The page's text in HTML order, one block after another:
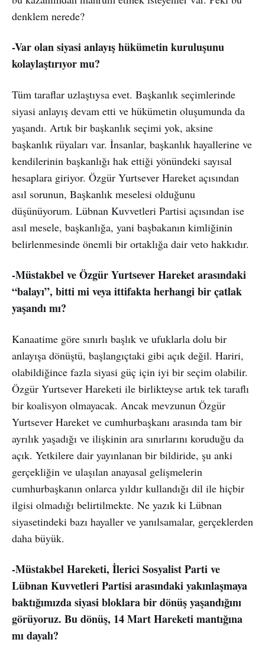
denklem nerede?
-Var olan siyasi anlayış hükümetin kuruluşunu
kolaylaştırıyor mu?
Tüm taraflar uzlaştıysa evet. Başkanlık seçimlerinde
siyasi anlayış devam etti ve hükümetin oluşumunda da
yaşandı. Artık bir başkanlık seçimi yok, aksine
başkanlık rüyaları var. İnsanlar, başkanlık hayallerine ve
kendilerinin başkanlığı hak ettiği yönündeki sayısal
hesaplara giriyor. Özgür Yurtsever Hareket açısından
asıl sorunun, Başkanlık meselesi olduğunu
düşünüyorum. Lübnan Kuvvetleri Partisi açısından ise
asıl mesele, başkanlığa, yani başbakanın kimliğinin
belirlenmesinde önemli bir ortaklığa dair veto hakkıdır.
-Müstakbel ve Özgür Yurtsever Hareket arasındaki
“balayı”, bitti mi veya ittifakta herhangi bir çatlak
yaşandı mı?
Kanaatime göre sınırlı başlık ve ufuklarla dolu bir
anlayışa dönüştü, başlangıçtaki gibi açık değil. Hariri,
olabildiğince fazla siyasi güç için iyi bir seçim olabilir.
Özgür Yurtsever Hareketi ile birlikteyse artık tek taraflı
bir koalisyon olmayacak. Ancak mevzunun Özgür
Yurtsever Hareket ve cumhurbaşkanı arasında tam bir
ayrılık yaşadığı ve ilişkinin ara sınırlarını koruduğu da
açık. Yetkilere dair yayınlanan bir bildiride, şu anki
gerçekliğin ve ulaşılan anayasal gelişmelerin
cumhurbaşkanın onlarca yıldır kullandığı dil ile hiçbir
ilgisi olmadığı belirtilmekte. Ne yazık ki Lübnan
siyasetindeki bazı hayaller ve yanılsamalar, gerçeklerden
daha büyük.
-Müstakbel Hareketi, İlerici Sosyalist Parti ve
Lübnan Kuvvetleri Partisi arasındaki yakınlaşmaya
baktığımızda siyasi bloklara bir dönüş yaşandığını
görüyoruz. Bu dönüş, 14 Mart Hareketi mantığına
mı dayalı?